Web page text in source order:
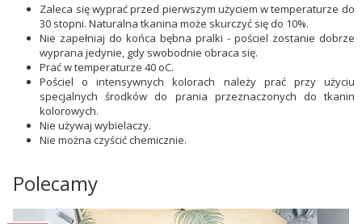
Zaleca się wyprać przed pierwszym użyciem w temperaturze do
30 stopni. Naturalna tkanina może skurczyć się do 10%.
Nie zapełniaj do końca bębna pralki - pościel zostanie dobrze
wyprana jedynie, gdy swobodnie obraca się.
Prać w temperaturze 40 oC.
Pościel o intensywnych kolorach należy prać przy użyciu
specjalnych środków do prania przeznaczonych do tkanin
kolorowych.
Nie używaj wybielaczy.
Nie można czyścić chemicznie.
Polecamy